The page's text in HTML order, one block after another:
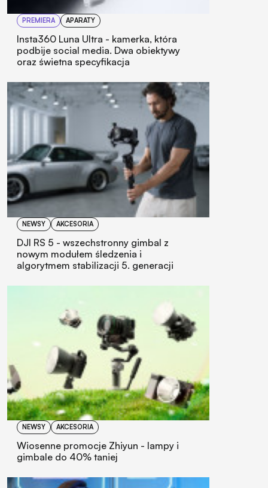
PREMIERA APARATY
Insta360 Luna Ultra - kamerka, która
podbije social media. Dwa obiektywy
oraz świetna specyfikacja
NEWSY AKCESORIA
DJI RS 5 - wszechstronny gimbal z
nowym modułem śledzenia i
algorytmem stabilizacji 5. generacji
NEWSY AKCESORIA
Wiosenne promocje Zhiyun - lampy i
gimbale do 40% taniej